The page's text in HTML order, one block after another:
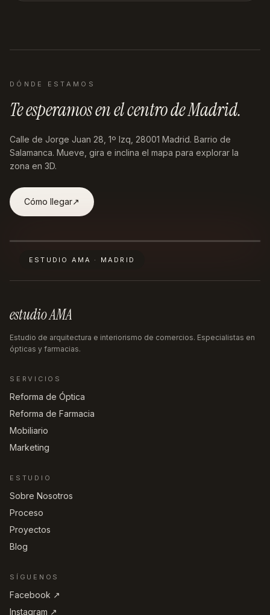
DÓNDE ESTAMOS
Te esperamos enel centro de Madrid.
Calle de Jorge Juan 28, 1º Izq, 28001 Madrid. Barrio de
Salamanca. Mueve, gira e inclina el mapa para explorar la
zona en 3D.
Cómo llegar↗︎
ESTUDIO AMA · MADRID
estudio AMA
Estudio de arquitectura e interiorismo de comercios. Especialistas en
ópticas y farmacias.
SERVICIOS
Reforma de Óptica
Reforma de Farmacia
Mobiliario
Marketing
ESTUDIO
Sobre Nosotros
Proceso
Proyectos
Blog
SÍGUENOS
Facebook ↗︎
Instagram ↗︎